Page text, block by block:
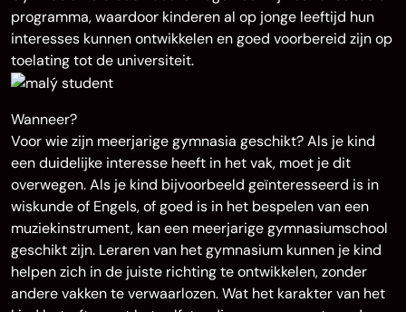
programma, waardoor kinderen al op jonge leeftijd hun
interesses kunnen ontwikkelen en goed voorbereid zijn op
toelating tot de universiteit.
Wanneer?
Voor wie zijn meerjarige gymnasia geschikt? Als je kind
een duidelijke interesse heeft in het vak, moet je dit
overwegen. Als je kind bijvoorbeeld geïnteresseerd is in
wiskunde of Engels, of goed is in het bespelen van een
muziekinstrument, kan een meerjarige gymnasiumschool
geschikt zijn. Leraren van het gymnasium kunnen je kind
helpen zich in de juiste richting te ontwikkelen, zonder
andere vakken te verwaarlozen. Wat het karakter van het